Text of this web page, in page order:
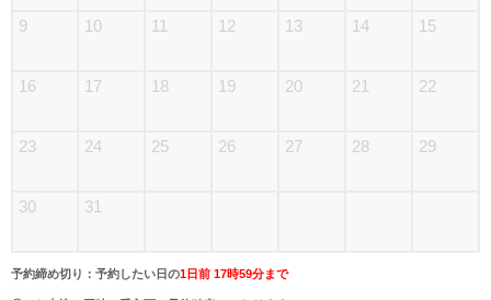
9 10 11 12 13 14 15
16 17 18 19 20 21 22
23 24 25 26 27 28 29
30 31
予約締め切り：予約したい日の1日前 17時59分まで